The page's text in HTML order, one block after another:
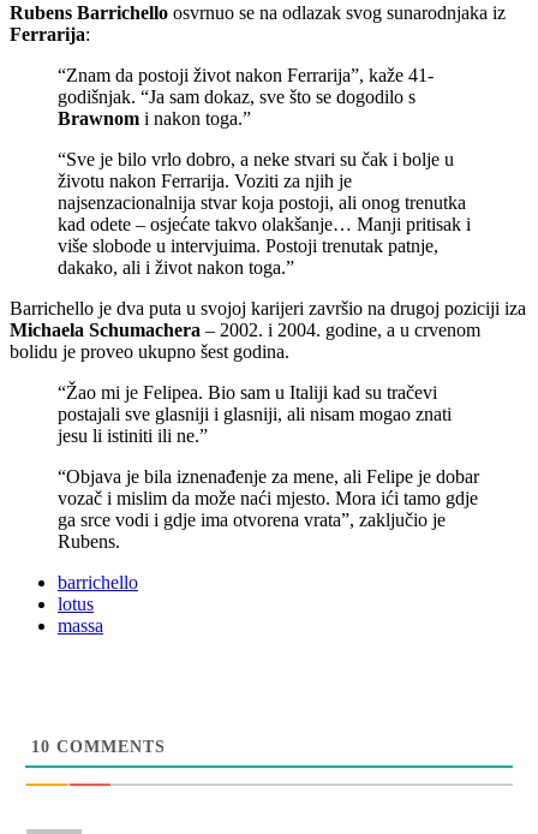
Rubens Barrichello osvrnuo se na odlazak svog sunarodnjaka iz
Ferrarija:
“Znam da postoji život nakon Ferrarija”, kaže 41-
godišnjak. “Ja sam dokaz, sve što se dogodilo s
Brawnom i nakon toga.”
“Sve je bilo vrlo dobro, a neke stvari su čak i bolje u
životu nakon Ferrarija. Voziti za njih je
najsenzacionalnija stvar koja postoji, ali onog trenutka
kad odete – osjećate takvo olakšanje… Manji pritisak i
više slobode u intervjuima. Postoji trenutak patnje,
dakako, ali i život nakon toga.”
Barrichello je dva puta u svojoj karijeri završio na drugoj poziciji iza
Michaela Schumachera – 2002. i 2004. godine, a u crvenom
bolidu je proveo ukupno šest godina.
“Žao mi je Felipea. Bio sam u Italiji kad su tračevi
postajali sve glasniji i glasniji, ali nisam mogao znati
jesu li istiniti ili ne.”
“Objava je bila iznenađenje za mene, ali Felipe je dobar
vozač i mislim da može naći mjesto. Mora ići tamo gdje
ga srce vodi i gdje ima otvorena vrata”, zaključio je
Rubens.
barrichello
lotus
massa
10 COMMENTS